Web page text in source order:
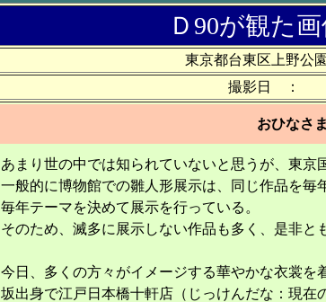
Ｄ90が観た
東京都台東区上野公
撮影日 ： ２
おひなさ
あまり世の中では知られていないと思うが、東京
一般的に博物館での雛人形展示は、同じ作品を
毎年テーマを決めて展示を行っている。
そのため、滅多に展示しない作品も多く、是非と
今日、多くの方々がイメージする華やかな衣裳
坂出身で江戸日本橋十軒店（じっけんだな：現